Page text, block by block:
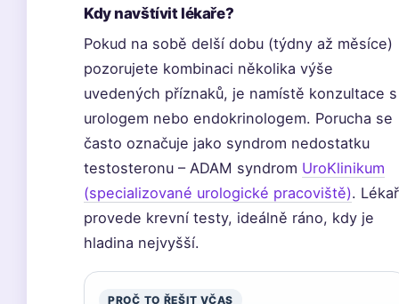
Kdy navštívit lékaře?
Pokud na sobě delší dobu (týdny až měsíce)
pozorujete kombinaci několika výše
uvedených příznaků, je namístě konzultace s
urologem nebo endokrinologem. Porucha se
často označuje jako syndrom nedostatku
testosteronu – ADAM syndrom UroKlinikum
(specializované urologické pracoviště). Lékař
provede krevní testy, ideálně ráno, kdy je
hladina nejvyšší.
PROČ TO ŘEŠIT VČAS